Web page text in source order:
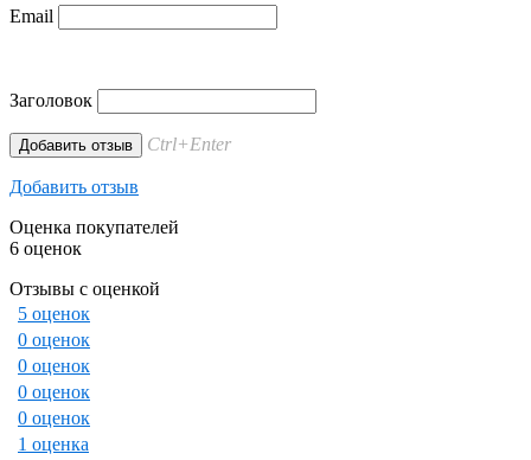
Email
Заголовок
Ctrl+Enter
Добавить отзыв
Оценка покупателей
6 оценок
Отзывы с оценкой
5 оценок
0 оценок
0 оценок
0 оценок
0 оценок
1 оценка